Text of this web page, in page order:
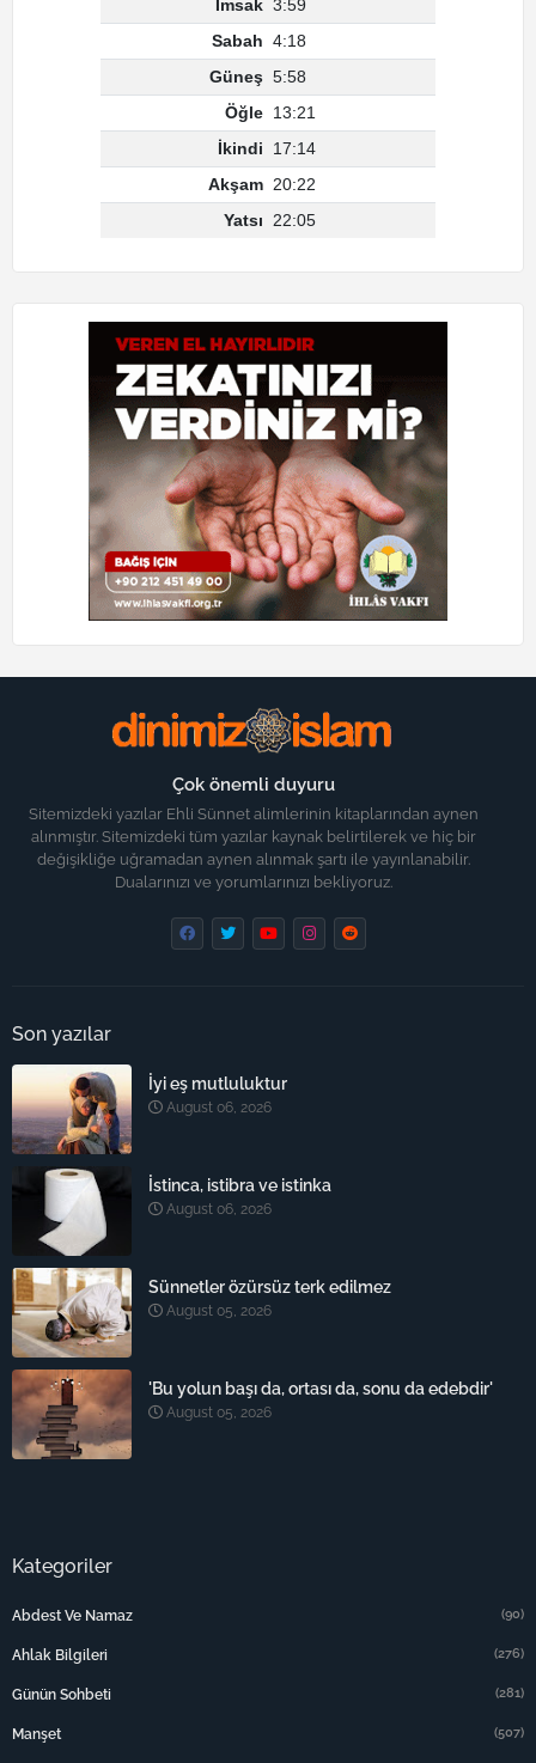
Çok önemli duyuru
Sitemizdeki yazılar Ehli Sünnet alimlerinin kitaplarından aynen
alınmıştır. Sitemizdeki tüm yazılar kaynak belirtilerek ve hiç bir
değişikliğe uğramadan aynen alınmak şartı ile yayınlanabilir.
Dualarınızı ve yorumlarınızı bekliyoruz.
Son yazılar
İyi eş mutluluktur
August 06, 2026
İstinca, istibra ve istinka
August 06, 2026
Sünnetler özürsüz terk edilmez
August 05, 2026
'Bu yolun başı da, ortası da, sonu da edebdir'
August 05, 2026
Kategoriler
Abdest Ve Namaz (90)
Ahlak Bilgileri (276)
Günün Sohbeti (281)
Manşet (507)